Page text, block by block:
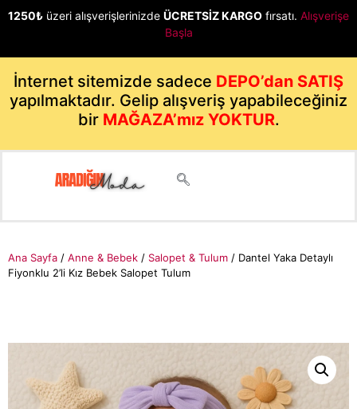
1250₺ üzeri alışverişlerinizde ÜCRETSİZ KARGO fırsatı. Alışverişe
Başla
İnternet sitemizde sadece DEPO’dan SATIŞ
yapılmaktadır. Gelip alışveriş yapabileceğiniz
bir MAĞAZA’mız YOKTUR.
Ana Sayfa / Anne & Bebek / Salopet & Tulum / Dantel Yaka Detaylı
Fiyonklu 2’li Kız Bebek Salopet Tulum